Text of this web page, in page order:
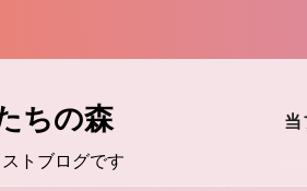
ちの森
トブログです